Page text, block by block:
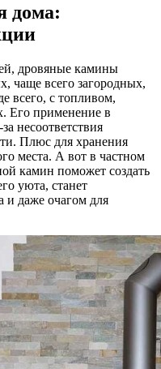
дома:
дровяные камины
чаще всего загородных,
всего, с топливом,
Его применение в
несоответствия
Плюс для хранения
места. А вот в частном
камин поможет создать
уюта, станет
и даже очагом для